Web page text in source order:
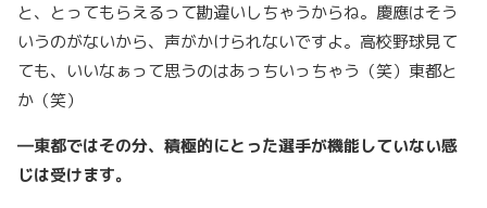
と、とってもらえるって勘違いしちゃうからね。慶應はそう
いうのがないから、声がかけられないですよ。高校野球見て
ても、いいなぁって思うのはあっちいっちゃう（笑）東都と
か（笑）
―東都ではその分、積極的にとった選手が機能していない感
じは受けます。